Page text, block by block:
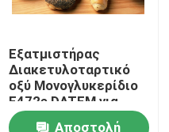
Εξατμιστήρας
Διακετυλοταρτικό
οξύ Μονογλυκερίδιο
E472e DATEM για
Baker
Αποστολή